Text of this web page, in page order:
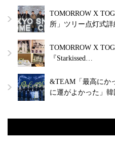
TOMORROW X
所」ツリー点灯式
TOMORROW X
『Starkissed…
&TEAM「最高にか
に運がよかった」